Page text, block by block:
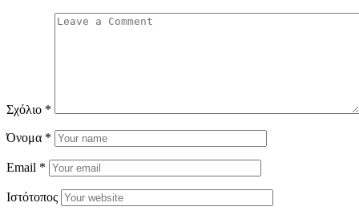
Σχόλιο *
Όνομα *
Email *
Ιστότοπος